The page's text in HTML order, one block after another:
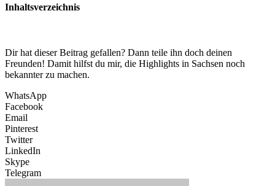
Inhaltsverzeichnis
Dir hat dieser Beitrag gefallen? Dann teile ihn doch deinen
Freunden! Damit hilfst du mir, die Highlights in Sachsen noch
bekannter zu machen.
WhatsApp
Facebook
Email
Pinterest
Twitter
LinkedIn
Skype
Telegram